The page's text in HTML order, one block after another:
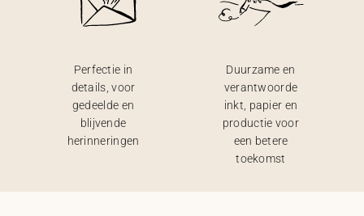
Perfectie in
details, voor
gedeelde en
blijvende
herinneringen
Duurzame en
verantwoorde
inkt, papier en
productie voor
een betere
toekomst